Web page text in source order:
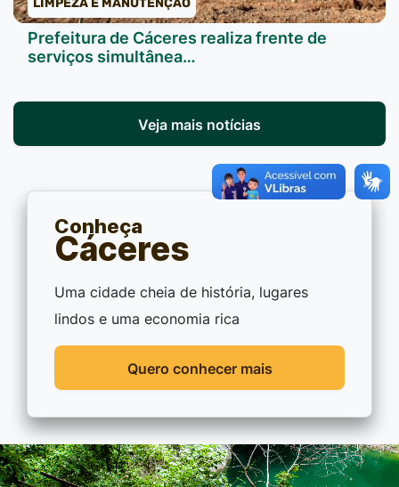
LIMPEZA E MANUTENÇÃO
Prefeitura de Cáceres realiza frente de
serviços simultânea…
Veja mais notícias
Conheça
Cáceres
Uma cidade cheia de história, lugares
lindos e uma economia rica
Quero conhecer mais